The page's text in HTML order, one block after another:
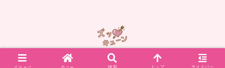
© 2012 ズッキューーーーン！！.